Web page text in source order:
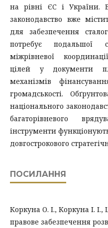
на рівні ЄС і України.
законодавство вже
для забезпечення
потребує подальшої
міжрівневої
цілей у документи
механізмів
громадськості.
національного
багаторівневого
інструменти
довгострокового
ПОСИЛАННЯ
Коркуна О. І., Коркуна І.
правове забезпечення